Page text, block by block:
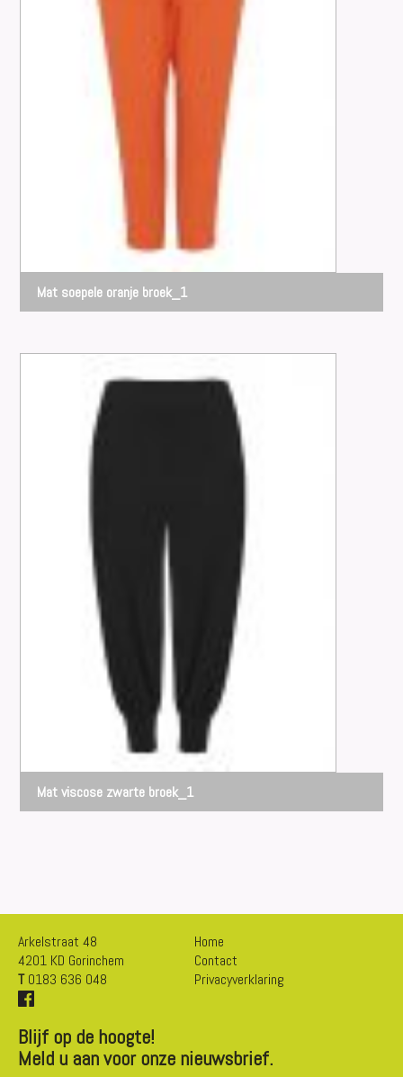
Mat soepele oranje broek_1
Mat viscose zwarte broek_1
Arkelstraat 48
4201 KD Gorinchem
T0183 636 048
Home
Contact
Privacyverklaring
Blijf op de hoogte!
Meld u aan voor onze nieuwsbrief.